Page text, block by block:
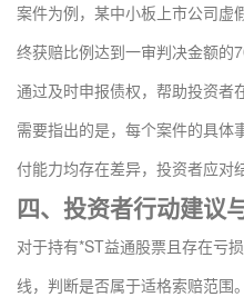
案件为例，某中小板上市公司虚
终获赔比例达到一审判决金额的
通过及时申报债权，帮助投资者
需要指出的是，每个案件的具体
付能力均存在差异，投资者应对
四、投资者行动建议
对于持有*ST益通股票且存在亏
线，判断是否属于适格索赔范围